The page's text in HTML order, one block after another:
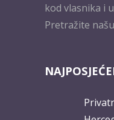
kod vlasnika i
Pretražite